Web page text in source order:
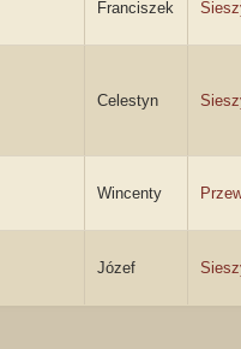
Franciszek
Celestyn
Wincenty
Józef